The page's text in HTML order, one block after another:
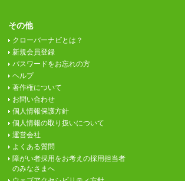
その他
クローバーナビとは？
新規会員登録
パスワードをお忘れの方
ヘルプ
著作権について
お問い合わせ
個人情報保護方針
個人情報の取り扱いについて
運営会社
よくある質問
障がい者採用をお考えの採用担当者
のみなさまへ